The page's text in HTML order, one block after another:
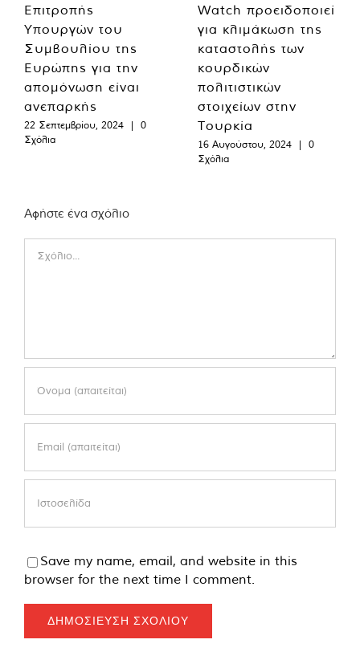
Επιτροπής
Υπουργών του
Συμβουλίου της
Ευρώπης για την
απομόνωση είναι
ανεπαρκής
22 Σεπτεμβρίου, 2024 |
0
Σχόλια
Watch προειδοποιεί
για κλιμάκωση της
καταστολής των
κουρδικών
πολιτιστικών
στοιχείων στην
Τουρκία
16 Αυγούστου, 2024 |
0
Σχόλια
Αφήστε ένα σχόλιο
Save my name, email, and website in this
browser for the next time I comment.